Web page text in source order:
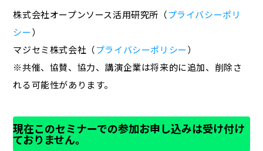
株式会社オープンソース活用研究所（プライバシーポリ
シー）
マジセミ株式会社（プライバシーポリシー）
※共催、協賛、協力、講演企業は将来的に追加、削除さ
れる可能性があります。
現在このセミナーでの参加お申し込みは受け付け
ておりません。